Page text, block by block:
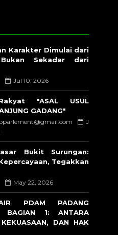
Karakter Dimulai dari
Sekadar dari
Jul 10, 2026
"ASAL USUL
GADANG"
J
Bukit Surungan:
Tegakkan
May 22, 2026
PDAM PADANG
BAGIAN 1: ANTARA
DAN HAK